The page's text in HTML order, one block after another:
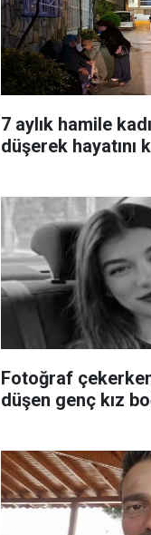
7 aylık hamile
düşerek hayatını
Fotoğraf
düşen genç kız